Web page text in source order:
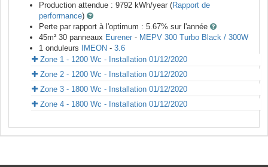
Production attendue : 9792 kWh/year (Rapport de
performance)
Perte par rapport à l'optimum : 5.67% sur l'année
45m² 30 panneaux Eurener - MEPV 300 Turbo Black / 300W
1 onduleurs IMEON - 3.6
Zone 1 - 1200 Wc - Installation 01/12/2020
Zone 2 - 1200 Wc - Installation 01/12/2020
Zone 3 - 1800 Wc - Installation 01/12/2020
Zone 4 - 1800 Wc - Installation 01/12/2020